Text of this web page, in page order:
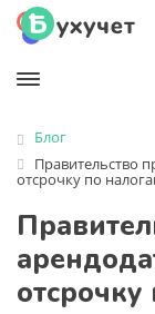
Блог
Правительство
отсрочку по